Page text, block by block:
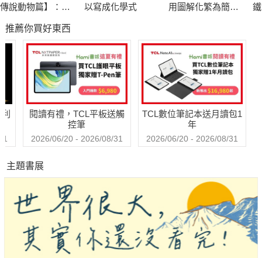
傳說動物篇】：閱
以寫成化學式
用圖解化繁為簡，
(PDF)
推薦你買好東西
閱讀有禮，TCL平板送觸
控筆
2026/06/20 - 2026/08/31
TCL數位筆記本送月讀包1
年
2026/06/20 - 2026/08/31
主題書展